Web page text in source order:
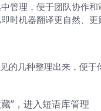
管理，便于团队协作和
时机器翻译更自然、更
的几种整理出来，便于
”，进入短语库管理